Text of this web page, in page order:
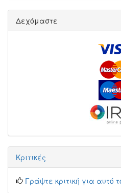
Δεχόμαστε
Κριτικές
Γράψτε κριτική για αυτό